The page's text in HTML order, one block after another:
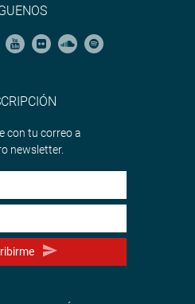
con tu correo a
newsletter.